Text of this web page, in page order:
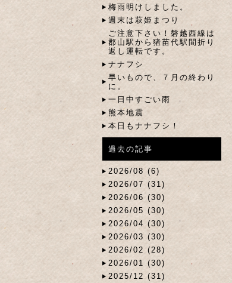
梅雨明けしました。
週末は萩姫まつり
ご注意下さい！磐越西線は
郡山駅から猪苗代駅間折り
返し運転です。
ナナフシ
早いもので、７月の終わり
に。
一日中すごい雨
熊本地震
本日もナナフシ！
過去の記事
2026/08 (6)
2026/07 (31)
2026/06 (30)
2026/05 (30)
2026/04 (30)
2026/03 (30)
2026/02 (28)
2026/01 (30)
2025/12 (31)